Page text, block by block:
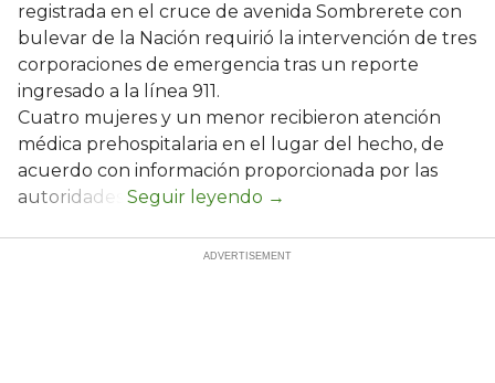
registrada en el cruce de avenida Sombrerete con
bulevar de la Nación requirió la intervención de tres
corporaciones de emergencia tras un reporte
ingresado a la línea 911.
Cuatro mujeres y un menor recibieron atención
médica prehospitalaria en el lugar del hecho, de
acuerdo con información proporcionada por las
autoridades.